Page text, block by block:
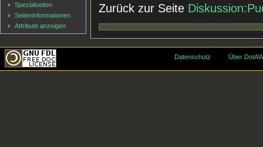
Zurück zur Seite
Spezialseiten
Seiten­informationen
Attribute anzeigen
Datenschutz Über